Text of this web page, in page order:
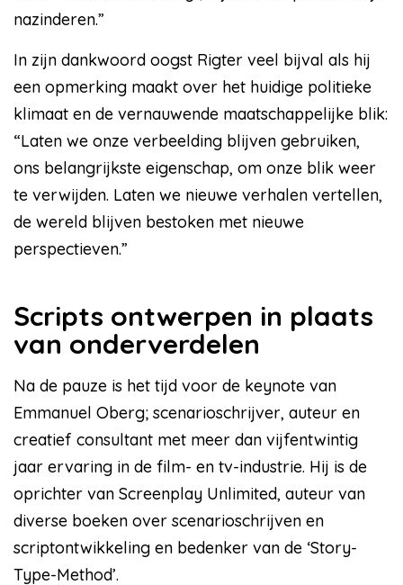
nazinderen.”
In zijn dankwoord oogst Rigter veel bijval als hij
een opmerking maakt over het huidige politieke
klimaat en de vernauwende maatschappelijke blik:
“Laten we onze verbeelding blijven gebruiken,
ons belangrijkste eigenschap, om onze blik weer
te verwijden. Laten we nieuwe verhalen vertellen,
de wereld blijven bestoken met nieuwe
perspectieven.”
Scripts ontwerpen in plaats
van onderverdelen
Na de pauze is het tijd voor de keynote van
Emmanuel Oberg; scenarioschrijver, auteur en
creatief consultant met meer dan vijfentwintig
jaar ervaring in de film- en tv-industrie. Hij is de
oprichter van Screenplay Unlimited, auteur van
diverse boeken over scenarioschrijven en
scriptontwikkeling en bedenker van de ‘Story-
Type-Method’.